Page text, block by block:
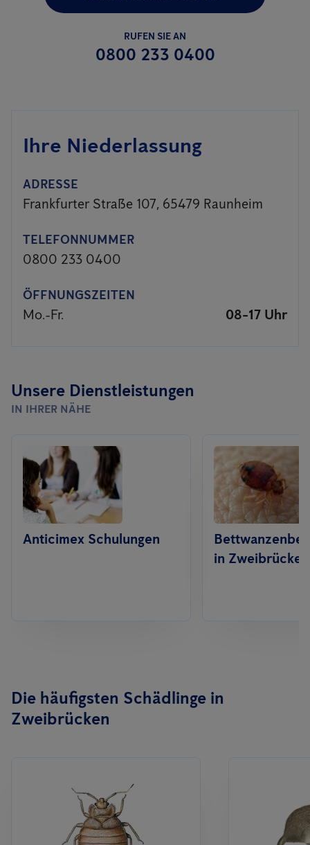
RUFEN SIE AN
0800 233 0400
Ihre Niederlassung
ADRESSE
Frankfurter Straße 107, 65479 Raunheim
TELEFONNUMMER
0800 233 0400
ÖFFNUNGSZEITEN
Mo.-Fr. 08-17 Uhr
Unsere Dienstleistungen
IN IHRER NÄHE
Anticimex Schulungen
in Zweibrücken
Die häufigsten Schädlinge in
Zweibrücken